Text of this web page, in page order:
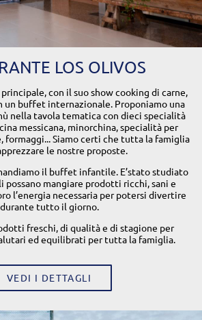
LOS OLIVOS
con il suo show cooking di carne,
un buffet internazionale. Proponiamo una
nella tavola tematica con dieci specialità
messicana, minorchina, specialità per
formaggi... Siamo certi che tutta la famiglia
le nostre proposte.
il buffet infantile. E’stato studiato
possano mangiare prodotti ricchi, sani e
l’energia necessaria per potersi divertire
durante tutto il giorno.
freschi, di qualità e di stagione per
ed equilibrati per tutta la famiglia.
VEDI I DETTAGLI